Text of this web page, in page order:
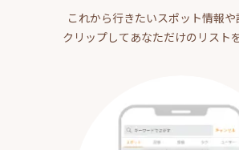
これから行きたいスポット情報
クリップしてあなただけのリスト